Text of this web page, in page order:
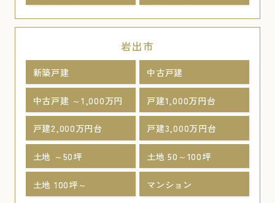
岩出市
新築戸建 中古戸建
中古戸建 ～1,000万円 戸建1,000万円台
戸建2,000万円台 戸建3,000万円台
土地 ～50坪 土地 50～100坪
土地 100坪～ マンション